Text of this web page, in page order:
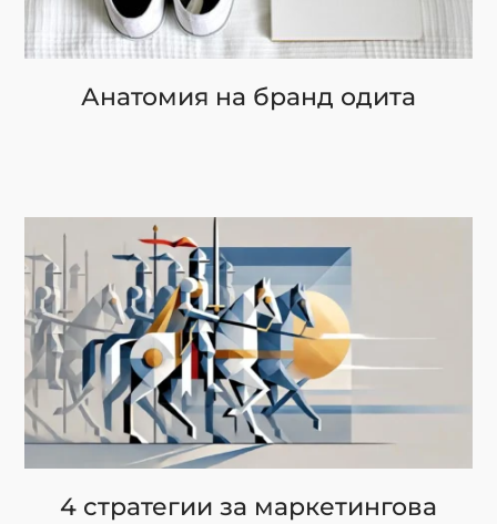
Анатомия на бранд одита
4 стратегии за маркетингова